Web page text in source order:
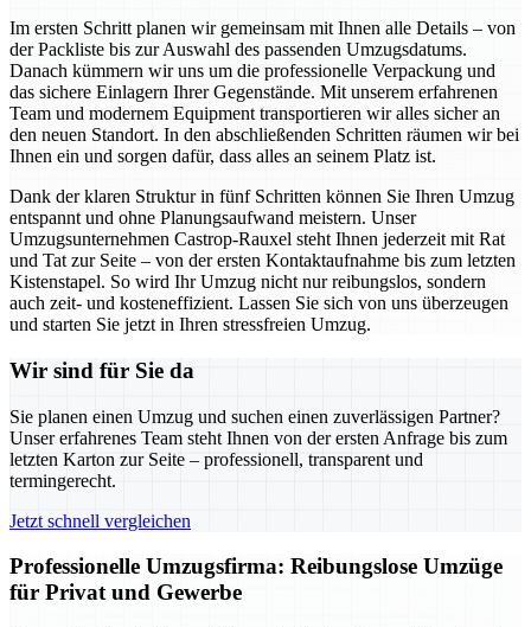
Im ersten Schritt planen wir gemeinsam mit Ihnen alle Details – von
der Packliste bis zur Auswahl des passenden Umzugsdatums.
Danach kümmern wir uns um die professionelle Verpackung und
das sichere Einlagern Ihrer Gegenstände. Mit unserem erfahrenen
Team und modernem Equipment transportieren wir alles sicher an
den neuen Standort. In den abschließenden Schritten räumen wir bei
Ihnen ein und sorgen dafür, dass alles an seinem Platz ist.
Dank der klaren Struktur in fünf Schritten können Sie Ihren Umzug
entspannt und ohne Planungsaufwand meistern. Unser
Umzugsunternehmen Castrop-Rauxel steht Ihnen jederzeit mit Rat
und Tat zur Seite – von der ersten Kontaktaufnahme bis zum letzten
Kistenstapel. So wird Ihr Umzug nicht nur reibungslos, sondern
auch zeit- und kosteneffizient. Lassen Sie sich von uns überzeugen
und starten Sie jetzt in Ihren stressfreien Umzug.
Wir sind für Sie da
Sie planen einen Umzug und suchen einen zuverlässigen Partner?
Unser erfahrenes Team steht Ihnen von der ersten Anfrage bis zum
letzten Karton zur Seite – professionell, transparent und
termingerecht.
Jetzt schnell vergleichen
Professionelle Umzugsfirma: Reibungslose Umzüge
für Privat und Gewerbe